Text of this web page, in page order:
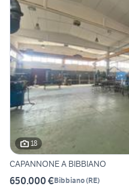
18
CAPANNONE A BIBBIANO
650.000 €Bibbiano(RE)